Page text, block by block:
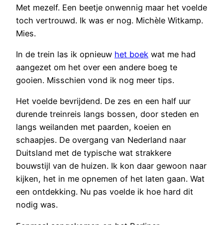
Met mezelf. Een beetje onwennig maar het voelde
toch vertrouwd. Ik was er nog. Michèle Witkamp.
Mies.
In de trein las ik opnieuw het boek wat me had
aangezet om het over een andere boeg te
gooien. Misschien vond ik nog meer tips.
Het voelde bevrijdend. De zes en een half uur
durende treinreis langs bossen, door steden en
langs weilanden met paarden, koeien en
schaapjes. De overgang van Nederland naar
Duitsland met de typische wat strakkere
bouwstijl van de huizen. Ik kon daar gewoon naar
kijken, het in me opnemen of het laten gaan. Wat
een ontdekking. Nu pas voelde ik hoe hard dit
nodig was.